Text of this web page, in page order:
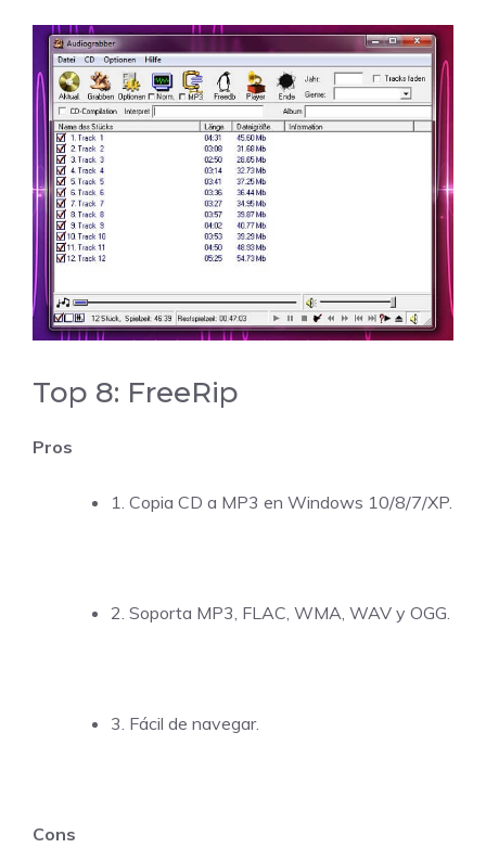
Top 8: FreeRip
Pros
1. Copia CD a MP3 en Windows 10/8/7/XP.
2. Soporta MP3, FLAC, WMA, WAV y OGG.
3. Fácil de navegar.
Cons